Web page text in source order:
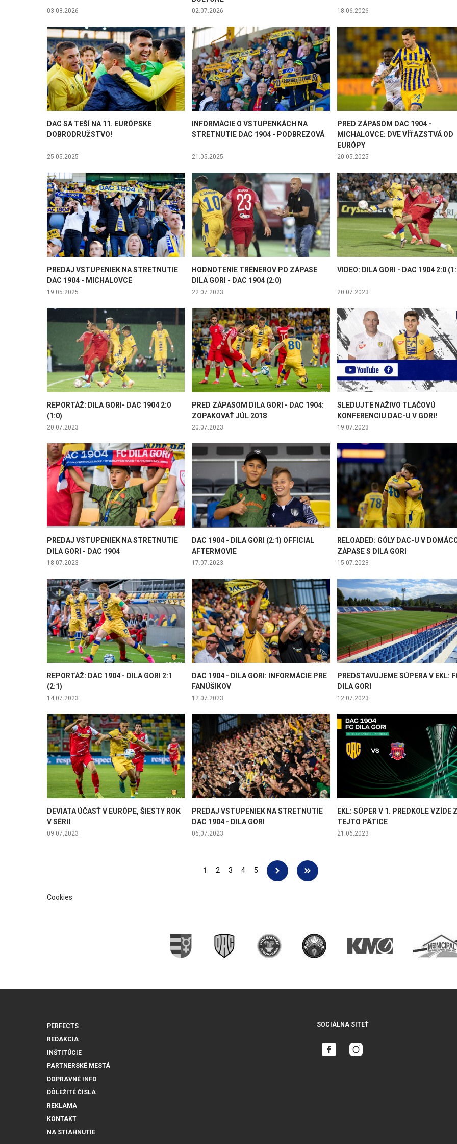
03.08.2026 02.07.2026 18.06.2026
DAC SA TEŠÍ NA 11. EURÓPSKE
DOBRODRUŽSTVO!
25.05.2025
INFORMÁCIE O VSTUPENKÁCH NA
STRETNUTIE DAC 1904 - PODBREZOVÁ
21.05.2025
PRED ZÁPASOM DAC 1904 -
MICHALOVCE: DVE VÍŤAZSTVÁ OD
EURÓPY
20.05.2025
PREDAJ VSTUPENIEK NA STRETNUTIE
DAC 1904 - MICHALOVCE
19.05.2025
HODNOTENIE TRÉNEROV PO ZÁPASE
DILA GORI - DAC 1904 (2:0)
22.07.2023
VIDEO: DILA GORI - DAC 1904 2:0
20.07.2023
REPORTÁŽ: DILA GORI- DAC 1904 2:0
(1:0)
20.07.2023
PRED ZÁPASOM DILA GORI - DAC 1904:
ZOPAKOVAŤ JÚL 2018
20.07.2023
SLEDUJTE NAŽIVO TLAČOVÚ
KONFERENCIU DAC-U V GORI!
19.07.2023
PREDAJ VSTUPENIEK NA STRETNUTIE
DILA GORI - DAC 1904
18.07.2023
DAC 1904 - DILA GORI (2:1) OFFICIAL
AFTERMOVIE
17.07.2023
RELOADED: GÓLY DAC-U V
ZÁPASE S DILA GORI
15.07.2023
REPORTÁŽ: DAC 1904 - DILA GORI 2:1
(2:1)
14.07.2023
DAC 1904 - DILA GORI: INFORMÁCIE PRE
FANÚŠIKOV
12.07.2023
PREDSTAVUJEME SÚPERA V EKL:
DILA GORI
12.07.2023
DEVIATA ÚČASŤ V EURÓPE, ŠIESTY ROK
V SÉRII
09.07.2023
PREDAJ VSTUPENIEK NA STRETNUTIE
DAC 1904 - DILA GORI
06.07.2023
EKL: SÚPER V 1. PREDKOLE VZÍDE
TEJTO PÄTICE
21.06.2023
1 2 3 4 5
Cookies
PERFECTS
REDAKCIA
INŠTITÚCIE
PARTNERSKÉ MESTÁ
DOPRAVNÉ INFO
DÔLEŽITÉ ČÍSLA
REKLAMA
KONTAKT
NA STIAHNUTIE
SOCIÁLNA SITEŤ